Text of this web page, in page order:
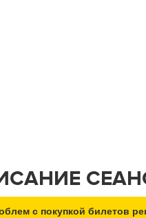
с покупкой билетов